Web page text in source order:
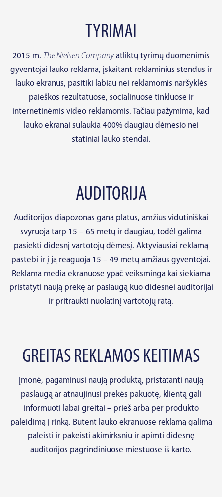
TYRIMAI
2015 m. The Nielsen Companyatliktų tyrimų duomenimis
gyventojai lauko reklama, įskaitant reklaminius stendus ir
lauko ekranus, pasitiki labiau nei reklamomis naršyklės
paieškos rezultatuose, socialinuose tinkluose ir
internetinėmis video reklamomis. Tačiau pažymima, kad
lauko ekranai sulaukia 400% daugiau dėmesio nei
statiniai lauko stendai.
AUDITORIJA
Auditorijos diapozonas gana platus, amžius vidutiniškai
svyruoja tarp 15 – 65 metų ir daugiau, todėl galima
pasiekti didesnį vartotojų dėmesį. Aktyviausiai reklamą
pastebi ir į ją reaguoja 15 – 49 metų amžiaus gyventojai.
Reklama media ekranuose ypač veiksminga kai siekiama
pristatyti naują prekę ar paslaugą kuo didesnei auditorijai
ir pritraukti nuolatinį vartotojų ratą.
GREITAS REKLAMOS KEITIMAS
Įmonė, pagaminusi naują produktą, pristatanti naują
paslaugą ar atnaujinusi prekės pakuotę, klientą gali
informuoti labai greitai – prieš arba per produkto
paleidimą į rinką. Būtent lauko ekranuose reklamą galima
paleisti ir pakeisti akimirksniu ir apimti didesnę
auditorijos pagrindiniuose miestuose iš karto.